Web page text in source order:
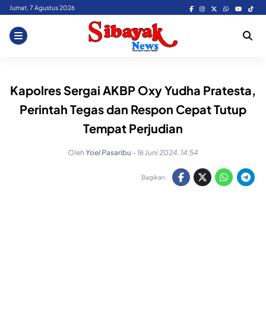
Skip
content
Jumat, 7 Agustus 2026
Kapolres Sergai AKBP Oxy Yudha Pratesta,
Perintah Tegas dan Respon Cepat Tutup
Tempat Perjudian
Oleh Yoel Pasaribu - 16 Juni 2024, 14:54
Bagikan: